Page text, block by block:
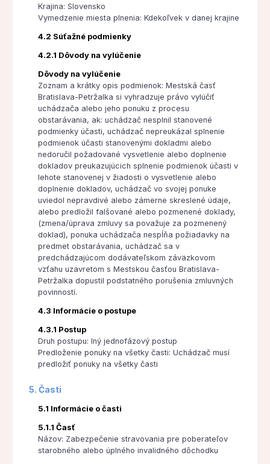
Krajina: Slovensko
Vymedzenie miesta plnenia: Kdekoľvek v danej krajine
4.2 Súťažné podmienky
4.2.1 Dôvody na vylúčenie
Dôvody na vylúčenie
Zoznam a krátky opis podmienok: Mestská časť
Bratislava-Petržalka si vyhradzuje právo vylúčiť
uchádzača alebo jeho ponuku z procesu
obstarávania, ak: uchádzač nesplnil stanovené
podmienky účasti, uchádzač nepreukázal splnenie
podmienok účasti stanovenými dokladmi alebo
nedoručil požadované vysvetlenie alebo doplnenie
dokladov preukazujúcich splnenie podmienok účasti v
lehote stanovenej v žiadosti o vysvetlenie alebo
doplnenie dokladov, uchádzač vo svojej ponuke
uviedol nepravdivé alebo zámerne skreslené údaje,
alebo predložil falšované alebo pozmenené doklady,
(zmena/úprava zmluvy sa považuje za pozmenený
doklad), ponuka uchádzača nespĺňa požiadavky na
predmet obstarávania, uchádzač sa v
predchádzajúcom dodávateľskom záväzkovom
vzťahu uzavretom s Mestskou časťou Bratislava-
Petržalka dopustil podstatného porušenia zmluvných
povinností.
4.3 Informácie o postupe
4.3.1 Postup
Druh postupu: Iný jednofázový postup
Predloženie ponuky na všetky časti: Uchádzač musí
predložiť ponuky na všetky časti
5. Časti
5.1 Informácie o časti
5.1.1 Časť
Názov: Zabezpečenie stravovania pre poberateľov
starobného alebo úplného invalidného dôchodku